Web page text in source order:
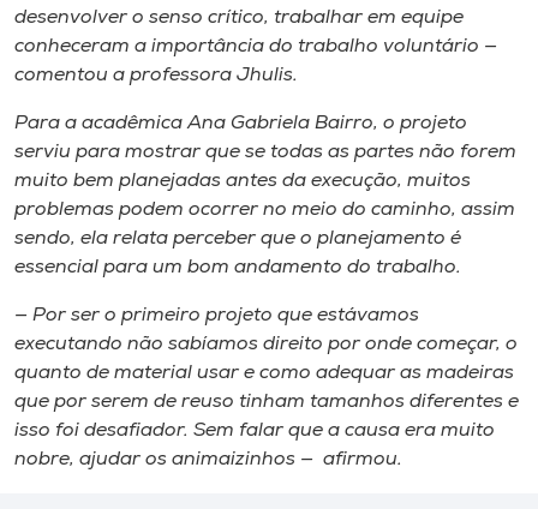
desenvolver o senso crítico, trabalhar em equipe
conheceram a importância do trabalho voluntário —
comentou a professora Jhulis.
Para a acadêmica Ana Gabriela Bairro, o projeto
serviu para mostrar que se todas as partes não forem
muito bem planejadas antes da execução, muitos
problemas podem ocorrer no meio do caminho, assim
sendo, ela relata perceber que o planejamento é
essencial para um bom andamento do trabalho.
— Por ser o primeiro projeto que estávamos
executando não sabíamos direito por onde começar, o
quanto de material usar e como adequar as madeiras
que por serem de reuso tinham tamanhos diferentes e
isso foi desafiador. Sem falar que a causa era muito
nobre, ajudar os animaizinhos — afirmou.